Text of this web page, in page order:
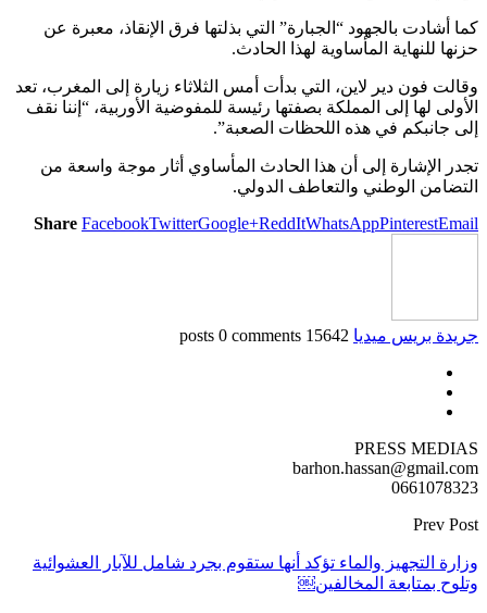
كما أشادت بالجهود “الجبارة” التي بذلتها فرق الإنقاذ، معبرة عن
حزنها للنهاية المأساوية لهذا الحادث.
وقالت فون دير لاين، التي بدأت أمس الثلاثاء زيارة إلى المغرب، تعد
الأولى لها إلى المملكة بصفتها رئيسة للمفوضية الأوربية، “إننا نقف
إلى جانبكم في هذه اللحظات الصعبة”.
تجدر الإشارة إلى أن هذا الحادث المأساوي أثار موجة واسعة من
التضامن الوطني والتعاطف الدولي.
Share FacebookTwitterGoogle+ReddItWhatsAppPinterestEmail
جريدة بريس ميديا 15642 posts
0 comments
PRESS MEDIAS
barhon.hassan@gmail.com
0661078323
Prev Post
وزارة التجهيز والماء تؤكد أنها ستقوم بجرد شامل للآبار العشوائية
وتلوح بمتابعة المخالفين￼